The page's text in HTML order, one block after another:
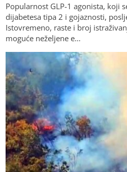
Popularnost GLP-1 agonista, koji
dijabetesa tipa 2 i gojaznosti,
Istovremeno, raste i broj
moguće neželjene e…